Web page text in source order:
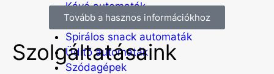
Kávé automaták
Pénzvizsgáló rendszerek
Spirálos snack automaták
Üdítő automaták
Szódagépek
Tovább a hasznos információkhoz
Szolgáltatásaink